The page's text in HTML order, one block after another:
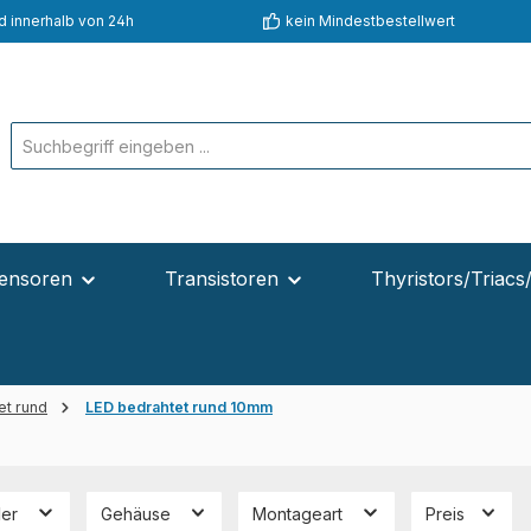
innerhalb von 24h kein Mindestbestellwert
Transistoren Thyristors/
rund LED bedrahtet rund 10mm
Gehäuse Montageart Preis